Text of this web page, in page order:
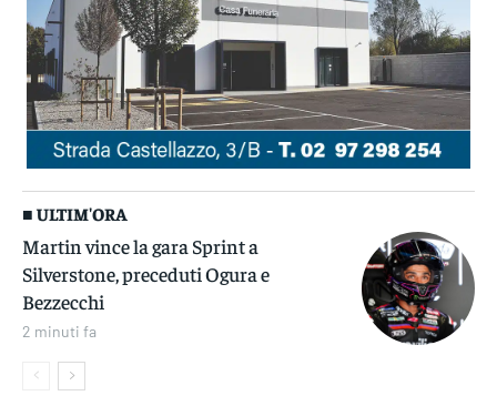
■ ULTIM'ORA
Martin vince la gara Sprint a
Silverstone, preceduti Ogura e
Bezzecchi
2 minuti fa